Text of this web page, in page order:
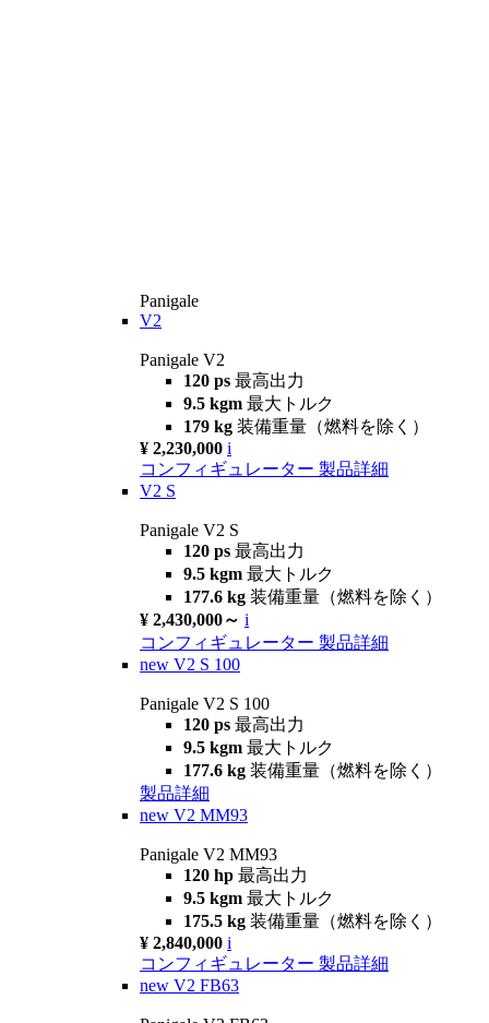
Panigale
V2
Panigale V2
120 ps 最高出力
9.5 kgm 最大トルク
179 kg 装備重量（燃料を除く）
¥ 2,230,000 i
コンフィギュレーター 製品詳細
V2 S
Panigale V2 S
120 ps 最高出力
9.5 kgm 最大トルク
177.6 kg 装備重量（燃料を除く）
¥ 2,430,000～ i
コンフィギュレーター 製品詳細
new V2 S 100
Panigale V2 S 100
120 ps 最高出力
9.5 kgm 最大トルク
177.6 kg 装備重量（燃料を除く）
製品詳細
new V2 MM93
Panigale V2 MM93
120 hp 最高出力
9.5 kgm 最大トルク
175.5 kg 装備重量（燃料を除く）
¥ 2,840,000 i
コンフィギュレーター 製品詳細
new V2 FB63